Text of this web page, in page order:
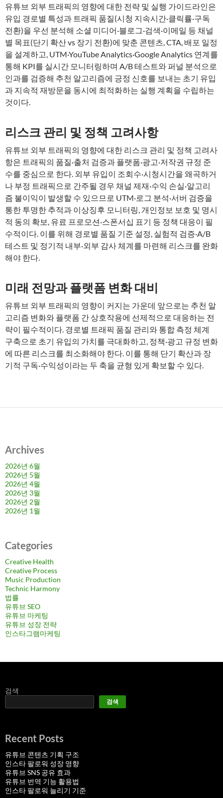
유튜브 외부 트래픽의 영향에 대한 전략 및 실행 가이드라인은
유입 경로별 특성과 트래픽 품질(시청 지속시간·클릭률·구독
전환)을 우선 분석해 소셜 미디어·블로그·검색·이메일 등 채널
별 목표(단기 확산 vs 장기 전환)에 맞춘 콘텐츠, CTA, 배포 일정
을 설계하고, UTM·YouTube Analytics·Google Analytics 연계를
통해 KPI를 실시간 모니터링하며 A/B 테스트와 퍼널 분석으로
인과를 검증해 추천 알고리즘에 긍정 신호를 보내는 초기 유입
과 지속적 재방문을 동시에 최적화하는 실행 계획을 수립하는
것이다.
리스크 관리 및 정책 고려사항
유튜브 외부 트래픽의 영향에 대한 리스크 관리 및 정책 고려사
항은 트래픽의 품질·출처 검증과 플랫폼·광고·저작권 규정 준
수를 중심으로 한다. 외부 유입이 조회수·시청시간을 왜곡하거
나 부정 트래픽으로 간주될 경우 채널 제재·수익 손실·알고리
즘 불이익이 발생할 수 있으므로 UTM·로그 분석·서버 검증을
통한 투명한 추적과 이상징후 모니터링, 개인정보 보호 및 명시
적 동의 확보, 유료 프로모션·스폰서십 표기 등 정책 대응이 필
수적이다. 이를 위해 경로별 품질 기준 설정, 실험적 검증·A/B
테스트 및 정기적 내부·외부 감사 체계를 마련해 리스크를 완화
해야 한다.
미래 전망과 플랫폼 변화 대비
유튜브 외부 트래픽의 영향이 커지는 가운데 앞으로는 추천 알
고리즘 변화와 플랫폼 간 상호작용에 선제적으로 대응하는 전
략이 필수적이다. 경로별 트래픽 품질 관리와 통합 측정 체계
구축으로 초기 유입의 가치를 극대화하고, 정책·광고 규정 변화
에 따른 리스크를 최소화해야 한다. 이를 통해 단기 확산과 장
기적 구독·수익성이라는 두 축을 균형 있게 확보할 수 있다.
Archives
2026년 6월
2026년 5월
2026년 4월
2026년 3월
2026년 2월
2026년 1월
Categories
Creative Health
Creative Process
Music Production
Technic Harmony
법률
유튜브 SEO
유튜브 마케팅
유튜브 성장 전략
인스타그램마케팅
검색
검색
Recent Posts
유튜브 콘텐츠 기획 구조
인스타 팔로워 성장 영향
유튜브 SNS 공유 효과
유튜브 번역 기능 활용법
인스타 팔로워 늘리기 기준